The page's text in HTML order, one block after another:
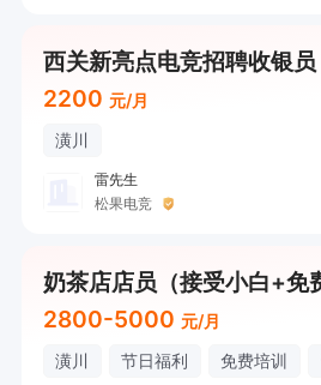
2200 元/月
潢川
雷先生
松果电竞
奶茶店店员（接受小白+免
2800-5000 元/月
潢川 节日福利 免费培训